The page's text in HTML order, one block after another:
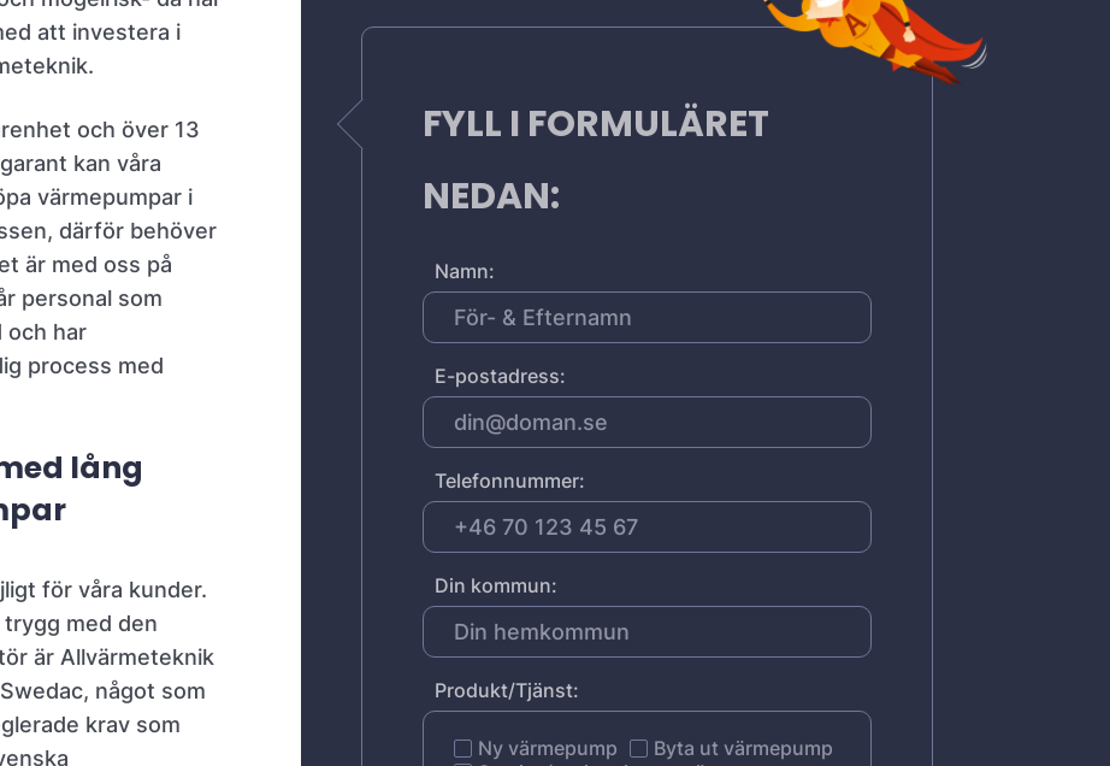
att investera i
och över 13
kan våra
värmepumpar i
därför behöver
är med oss på
personal som
och har
process med
lång
för våra kunder.
med den
är Allvärmeteknik
något som
krav som
FYLL I FORMULÄRET
NEDAN:
Namn:
E-postadress:
Telefonnummer:
Din kommun:
Produkt/Tjänst:
Ny värmepump
Byta ut värmepump